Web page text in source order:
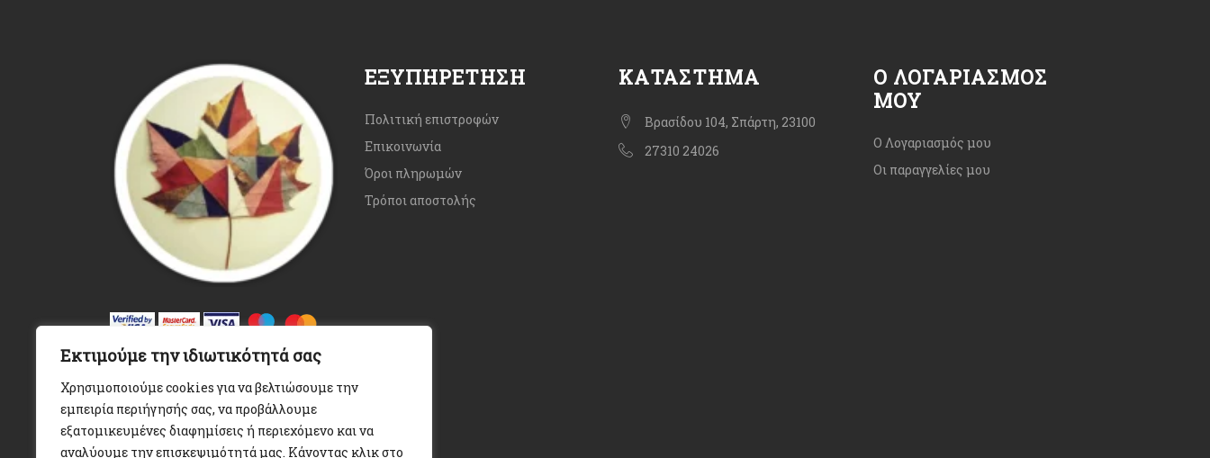
Εκτιμούμε την ιδιωτικότητά σας
Χρησιμοποιούμε cookies για να βελτιώσουμε την
εμπειρία περιήγησής σας, να προβάλλουμε
εξατομικευμένες διαφημίσεις ή περιεχόμενο και να
αναλύουμε την επισκεψιμότητά μας. Κάνοντας κλικ στο
ΕΞΥΠΗΡΈΤΗΣΗ
Πολιτική επιστροφών
Επικοινωνία
Όροι πληρωμών
Τρόποι αποστολής
ΚΑΤΆΣΤΗΜΑ
Βρασίδου 104, Σπάρτη, 23100
27310 24026
Ο ΛΟΓΑΡΙΑΣΜΌΣ
ΜΟΥ
Ο Λογαριασμός μου
Οι παραγγελίες μου